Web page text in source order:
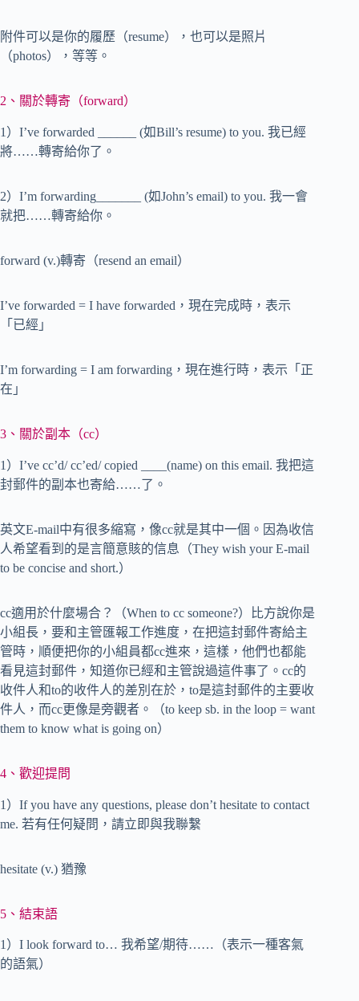
附件可以是你的履歷（resume），也可以是照片
（photos），等等。
2、關於轉寄（forward）
1）I’ve forwarded ______ (如Bill’s resume) to you. 我已經
將……轉寄給你了。
2）I’m forwarding_______ (如John’s email) to you. 我一會
就把……轉寄給你。
forward (v.)轉寄（resend an email）
I’ve forwarded = I have forwarded，現在完成時，表示
「已經」
I’m forwarding = I am forwarding，現在進行時，表示「正
在」
3、關於副本（cc）
1）I’ve cc’d/ cc’ed/ copied ____(name) on this email. 我把這
封郵件的副本也寄給……了。
英文E-mail中有很多縮寫，像cc就是其中一個。因為收信
人希望看到的是言簡意賅的信息（They wish your E-mail
to be concise and short.）
cc適用於什麼場合？（When to cc someone?）比方說你是
小組長，要和主管匯報工作進度，在把這封郵件寄給主
管時，順便把你的小組員都cc進來，這樣，他們也都能
看見這封郵件，知道你已經和主管說過這件事了。cc的
收件人和to的收件人的差別在於，to是這封郵件的主要收
件人，而cc更像是旁觀者。（to keep sb. in the loop = want
them to know what is going on）
4、歡迎提問
1）If you have any questions, please don’t hesitate to contact
me. 若有任何疑問，請立即與我聯繫
hesitate (v.) 猶豫
5、結束語
1）I look forward to… 我希望/期待……（表示一種客氣
的語氣）